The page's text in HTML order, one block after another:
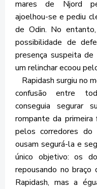
mares de Njord
ajoelhou-se e pediu
de Odin. No
possibilidade de
presença suspeita de
um relinchar ecoou
Rapidash surgiu no
confusão entre
conseguia segurar
rompante da primeira
pelos corredores do
ousam segurá-la e
único objetivo: os
repousando no
Rapidash, mas a